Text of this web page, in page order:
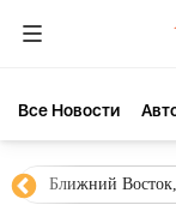
Все Новости
Ближний